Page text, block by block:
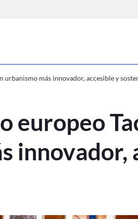
europeo TactiCity
más innovador, accesible y
europeo
innovador,